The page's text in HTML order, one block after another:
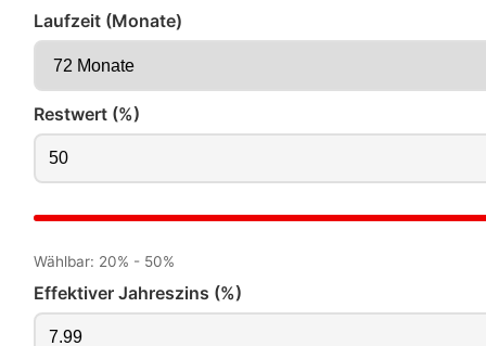
Laufzeit (Monate)
Restwert (%)
Wählbar: 20% - 50%
Effektiver Jahreszins (%)